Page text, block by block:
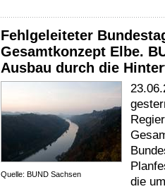
Fehlgeleiteter
Gesamtkonzept Elbe.
Ausbau durch die
Quelle: BUND Sachsen
die